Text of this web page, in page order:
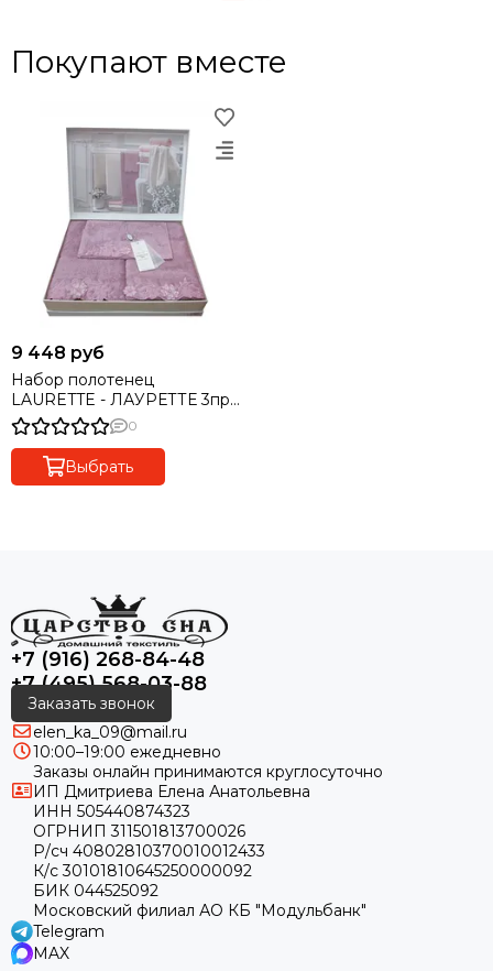
Покупают вместе
9 448 руб
Набор полотенец
LAURETTE - ЛАУРЕТТЕ 3пр
30х50 50х100 и 90х150
Maison Dor (Турция)
0
Выбрать
+7 (916) 268-84-48
+7 (495) 568-03-88
Заказать звонок
elen_ka_09@mail.ru
10:00–19:00 ежедневно
Заказы онлайн принимаются круглосуточно
ИП Дмитриева Елена Анатольевна
ИНН 505440874323
ОГРНИП 311501813700026
Р/сч 40802810370010012433
К/с 30101810645250000092
БИК 044525092
Московский филиал АО КБ "Модульбанк"
Telegram
MAX